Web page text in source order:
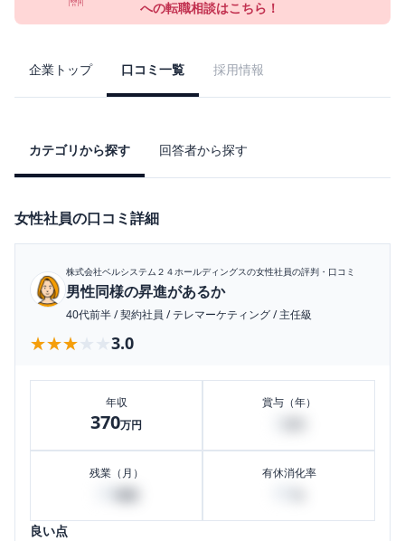
への転職相談はこちら！
企業トップ 口コミ一覧 採用情報
カテゴリから探す 回答者から探す
女性社員の口コミ詳細
株式会社ベルシステム２４ホールディングスの女性社員の評判・口コミ
男性同様の昇進があるか
40代前半/契約社員 /テレマーケティング/主任級
★★★★★
★★★★★ 3.0
年収
370万円
賞与（年）
残業（月） 有休消化率
良い点